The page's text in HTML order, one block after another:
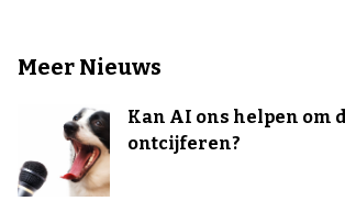
Meer Nieuws
Kan AI ons helpen om
ontcijferen?